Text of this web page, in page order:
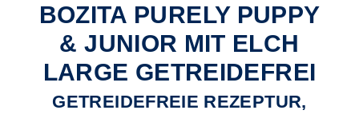
BOZITA PURELY PUPPY
& JUNIOR MIT ELCH
LARGE GETREIDEFREI
GETREIDEFREIE REZEPTUR,